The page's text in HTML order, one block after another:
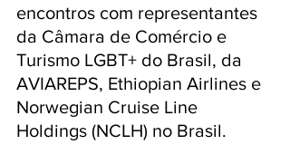
encontros com representantes
da Câmara de Comércio e
Turismo LGBT+ do Brasil, da
AVIAREPS, Ethiopian Airlines e
Norwegian Cruise Line
Holdings (NCLH) no Brasil.